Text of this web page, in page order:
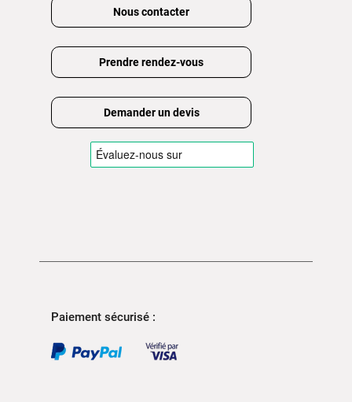
Nous contacter
Prendre rendez-vous
Demander un devis
Paiement sécurisé :